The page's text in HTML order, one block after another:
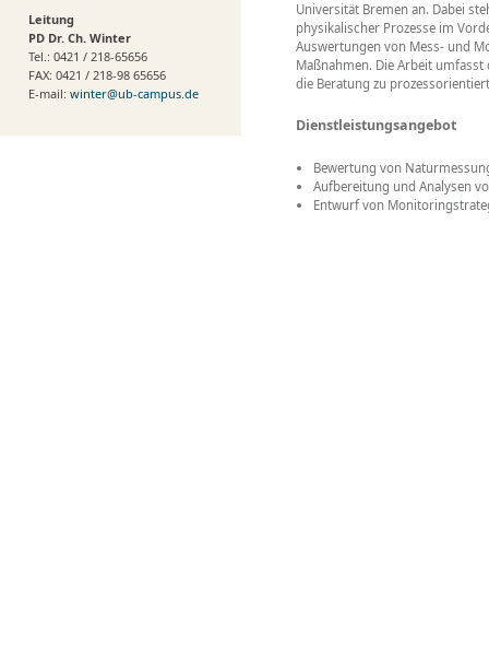
Leitung
PD Dr. Ch. Winter
Tel.: 0421 / 218-65656
FAX: 0421 / 218-98 65656
E-mail: winter@ub-campus.de
Universität Bremen an. Dabei
physikalischer Prozesse im
Auswertungen von Mess- und
Maßnahmen. Die Arbeit
die Beratung zu
Dienstleistungsangebot
Bewertung von
Aufbereitung und Analysen
Entwurf von